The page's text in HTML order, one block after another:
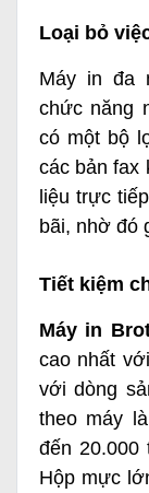
Loại bỏ
Máy in đa
chức năng
có một bộ
các bản fax
liệu trực
bãi, nhờ đó
Tiết kiệm
Máy in
cao nhất
với dòng
theo máy
đến 20.000
Hộp mực